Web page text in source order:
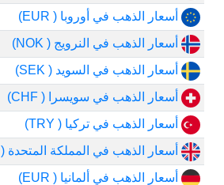
أسعار الذهب في أوروبا ( EUR)
أسعار الذهب في النرويج ( NOK)
أسعار الذهب في السويد ( SEK)
أسعار الذهب في سويسرا ( CHF)
أسعار الذهب في تركيا ( TRY)
أسعار الذهب في المملكة المتحدة ( GBP)
أسعار الذهب في ألمانيا ( EUR)